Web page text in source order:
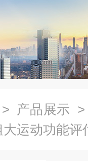
> 产品展示
运动功能评